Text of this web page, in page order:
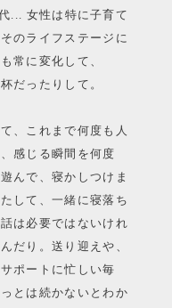
... 女性は特に子育て
のライフステージに
常に変化して、
だったりして。
、これまで何度も人
感じる瞬間を何度
んで、寝かしつけま
して、一緒に寝落ち
は必要ではないけれ
だり。送り迎えや、
ポートに忙しい毎
とは続かないとわか